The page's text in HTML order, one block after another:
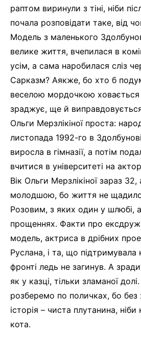
раптом виринули з тіні, ніби
почала розповідати таке, від
Модель з маленького
велике життя, вчепилася в
усім, а сама наробилася сліз
Сарказм? Аякже, бо хто б
веселою мордочкою ховається
зраджує, ще й
Ольги Мерзлікіної проста:
листопада 1992-го в
виросла в гімназії, а потім
вчитися в університеті на
Вік Ольги Мерзлікіної зараз 32,
молодшою, бо життя не щадило
Розовим, з яких один у шлюбі,
прощеннях. Факти про
модель, актриса в дрібних
Руслана, і та, що підтримувала
фронті ледь не загинув. А
як у казці, тільки зламаної
розберемо по поличках, бо без
історія – чиста плутанина,
кота.